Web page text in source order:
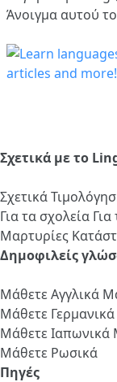
Άνοιγμα αυτού
Σχετικά με το
Σχετικά
Για τα σχολεία Για
Μαρτυρίες
Δημοφιλείς
Μάθετε Αγγλικά
Μάθετε Γερμανικά
Μάθετε Ιαπωνικά
Μάθετε Ρωσικά
Πηγές